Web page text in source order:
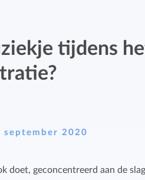
overal je tijd bijhouden met
en budgetten beheren
op projecten en budgetten met
overal je tijd bijhouden met
je kilometers bijhouden.
labels en structurering
tijdens
september 2020
doet, geconcentreerd aan de